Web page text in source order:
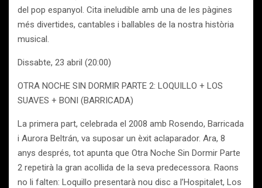
del pop espanyol. Cita ineludible amb una de les pàgines
més divertides, cantables i ballables de la nostra història
musical.
Dissabte, 23 abril (20:00)
OTRA NOCHE SIN DORMIR PARTE 2: LOQUILLO + LOS
SUAVES + BONI (BARRICADA)
La primera part, celebrada el 2008 amb Rosendo, Barricada
i Aurora Beltrán, va suposar un èxit aclaparador. Ara, 8
anys després, tot apunta que Otra Noche Sin Dormir Parte
2 repetirà la gran acollida de la seva predecessora. Raons
no li falten: Loquillo presentarà nou disc a l’Hospitalet, Los